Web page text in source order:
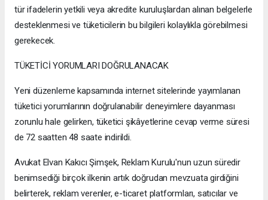
tür ifadelerin yetkili veya akredite kuruluşlardan alınan belgelerle
desteklenmesi ve tüketicilerin bu bilgileri kolaylıkla görebilmesi
gerekecek.
TÜKETİCİ YORUMLARI DOĞRULANACAK
Yeni düzenleme kapsamında internet sitelerinde yayımlanan
tüketici yorumlarının doğrulanabilir deneyimlere dayanması
zorunlu hale gelirken, tüketici şikâyetlerine cevap verme süresi
de 72 saatten 48 saate indirildi.
Avukat Elvan Kakıcı Şimşek, Reklam Kurulu'nun uzun süredir
benimsediği birçok ilkenin artık doğrudan mevzuata girdiğini
belirterek, reklam verenler, e-ticaret platformları, satıcılar ve